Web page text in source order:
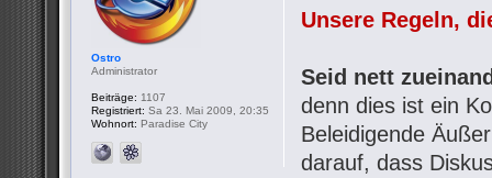
Unsere Regeln,
Seid nett
denn dies ist ein
Beleidigende
darauf, dass
Ostro
Administrator
Beiträge: 1107
Registriert: Sa 23. Mai 2009, 20:35
Wohnort: Paradise City